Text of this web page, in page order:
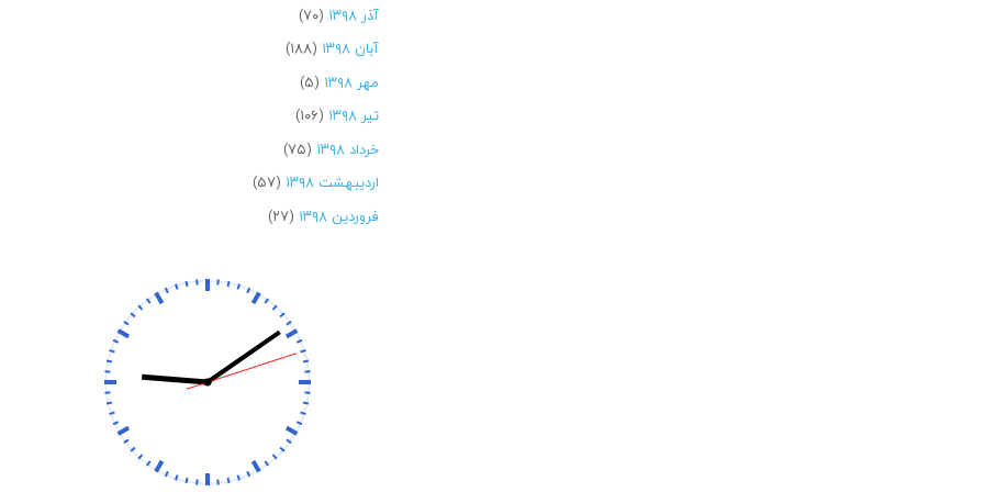
آذر ۱۳۹۸
(۷۰)
آبان ۱۳۹۸
(۱۸۸)
مهر ۱۳۹۸
(۵)
تیر ۱۳۹۸
(۱۰۶)
خرداد ۱۳۹۸
(۷۵)
اردیبهشت ۱۳۹۸
(۵۷)
فروردین ۱۳۹۸
(۲۷)